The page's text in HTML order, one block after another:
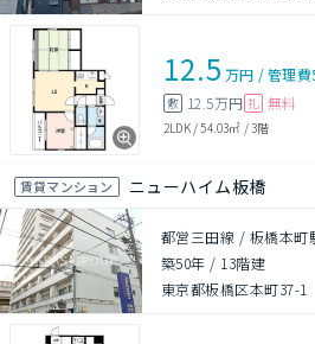
12.5 万円 /管理費
敷 12.5万円 礼 無料
2LDK/54.03㎡ /3階
賃貸マンション ニューハイム板橋
都営三田線 / 板橋本町
築50年 / 13階建
東京都板橋区本町37-1